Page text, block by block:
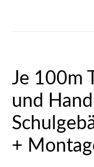
Je 100m
und
+